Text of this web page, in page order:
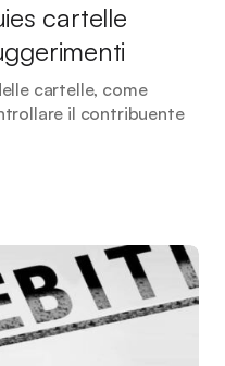
cartelle
cartelle, come
il contribuente